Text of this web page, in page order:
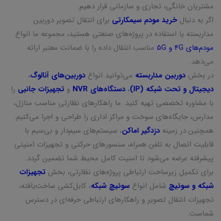
مشتریان خانگی، تجاری و سازمانی قرار دهیم.
اگر به دنبالخرید مودم سیمکارتی برای انتقال تصویر دوربین
مداربسته یا استفاده در پروژه‌های صنعتی هستید، مجموعه ما انواع
مودم‌های 4G و 5G
مناسب انتقال داده را با ضمانت معتبر ارائه
می‌دهد.
در بخش دوربین مداربسته می‌توانید انواع دوربین‌های آنالوگ،
دیجیتال و تحت شبکه (IP)
، دستگاه‌های NVR و تجهیزات جانبی را
با مشاوره تخصصی تهیه کنید. ما راهکارهای نظارتی مناسب منازل،
مدارس، جایگاه‌های سوخت و مراکز اداری را طراحی و اجرا می‌کنیم.
همچنین در زمینه دزدگیر اماکن، سیستم‌های سیم‌دار و بی‌سیم با
قابلیت اتصال به تلفن همراه، سنسورهای حرکتی و تجهیزات امنیتی
پیشرفته عرضه می‌شود تا امنیت کامل محیط شما تضمین گردد.
برای تکمیل زیرساخت ارتباطی پروژه‌های نظارتی، بخش تجهیزات
شبکه و سوئیچ شامل انواع سوئیچ شبکه، کابل‌کشی ساخت‌یافته،
تجهیزات انتقال تصویر و راهکارهای ارتباطی حرفه‌ای در دسترس
شماست.